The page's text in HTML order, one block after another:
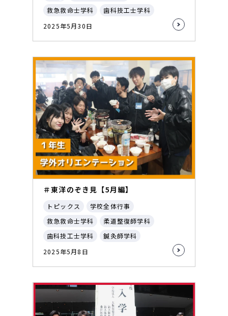
救急救命士学科
歯科技工士学科
2025年5月30日
＃東洋のぞき見【5月編】
トピックス
学校全体行事
救急救命士学科
柔道整復師学科
歯科技工士学科
鍼灸師学科
2025年5月8日